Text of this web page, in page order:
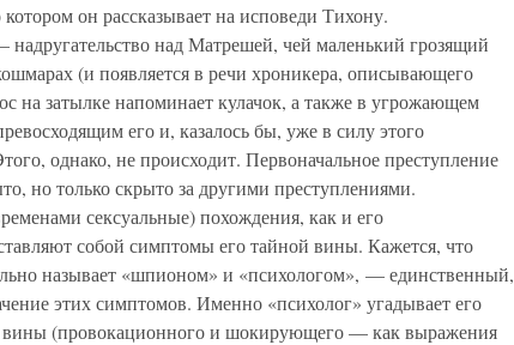
он рассказывает на исповеди Тихону.
над Матрешей, чей маленький грозящий
(и появляется в речи хроникера, описывающего
на затылке напоминает кулачок, а также в угрожающем
его и, казалось бы, уже в силу этого
однако, не происходит. Первоначальное преступление
но только скрыто за другими преступлениями.
сексуальные) похождения, как и его
собой симптомы его тайной вины. Кажется, что
называет «шпионом» и «психологом», — единственный,
этих симптомов. Именно «психолог» угадывает его
вины (провокационного и шокирующего — как выражения